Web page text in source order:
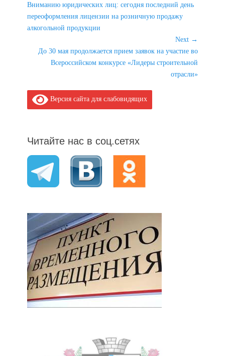
по
записям
Previous
post:
Вниманию юридических лиц: сегодня последний день
переоформления лицензии на розничную продажу
алкогольной продукции
Next →
NextДо 30 мая продолжается прием заявок на участие во
Всероссийском конкурсе «Лидеры строительной
отрасли»
Версия сайта для слабовидящих
Читайте нас в соц.сетях